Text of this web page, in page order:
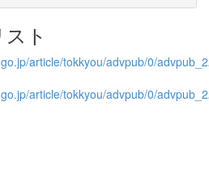
ト
article/tokkyou/advpub/0/
article/tokkyou/advpub/0/